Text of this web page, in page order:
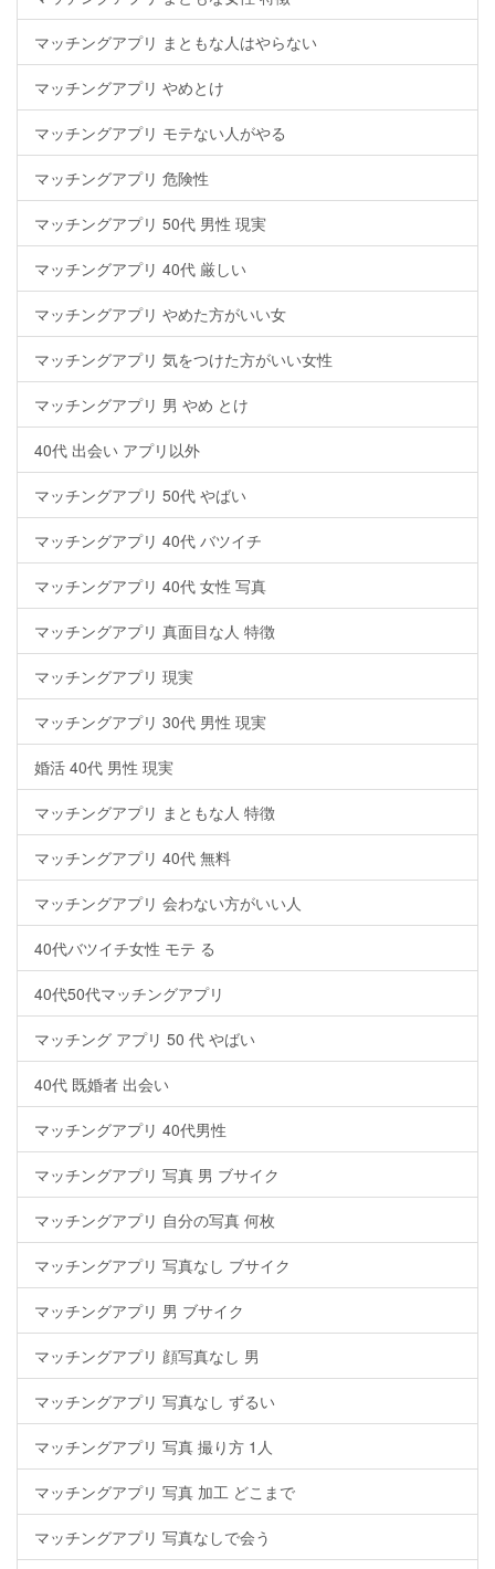
マッチングアプリ まともな人はやらない
マッチングアプリ やめとけ
マッチングアプリ モテない人がやる
マッチングアプリ 危険性
マッチングアプリ 50代 男性 現実
マッチングアプリ 40代 厳しい
マッチングアプリ やめた方がいい女
マッチングアプリ 気をつけた方がいい女性
マッチングアプリ 男 やめ とけ
40代 出会い アプリ以外
マッチングアプリ 50代 やばい
マッチングアプリ 40代 バツイチ
マッチングアプリ 40代 女性 写真
マッチングアプリ 真面目な人 特徴
マッチングアプリ 現実
マッチングアプリ 30代 男性 現実
婚活 40代 男性 現実
マッチングアプリ まともな人 特徴
マッチングアプリ 40代 無料
マッチングアプリ 会わない方がいい人
40代バツイチ女性 モテ る
40代50代マッチングアプリ
マッチング アプリ 50 代 やばい
40代 既婚者 出会い
マッチングアプリ 40代男性
マッチングアプリ 写真 男 ブサイク
マッチングアプリ 自分の写真 何枚
マッチングアプリ 写真なし ブサイク
マッチングアプリ 男 ブサイク
マッチングアプリ 顔写真なし 男
マッチングアプリ 写真なし ずるい
マッチングアプリ 写真 撮り方 1人
マッチングアプリ 写真 加工 どこまで
マッチングアプリ 写真なしで会う